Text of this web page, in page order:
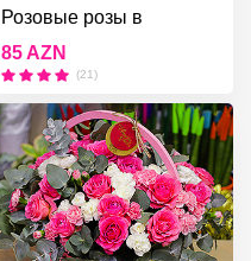
Розовые розы в
деревянной коробке
85 AZN
(21)